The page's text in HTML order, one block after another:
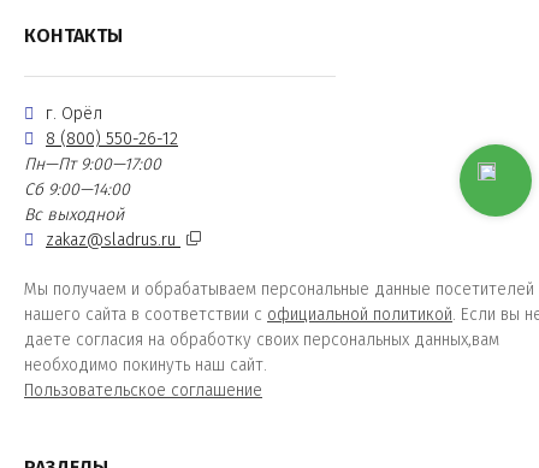
КОНТАКТЫ
г. Орёл
8 (800) 550-26-12
Пн—Пт 9:00—17:00
Сб 9:00—14:00
Вс выходной
zakaz@sladrus.ru
Мы получаем и обрабатываем персональные данные посетителей
нашего сайта в соответствии с официальной политикой. Если вы
даете согласия на обработку своих персональных данных,вам
необходимо покинуть наш сайт.
Пользовательское соглашение